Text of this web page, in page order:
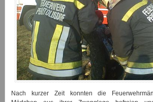
Nach kurzer Zeit konnten die